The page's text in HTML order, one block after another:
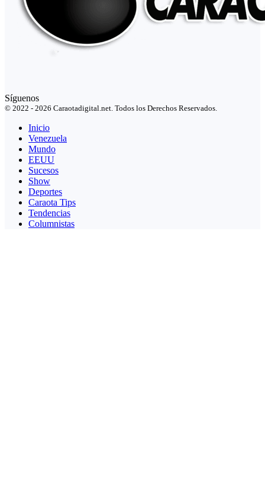
Síguenos
© 2022 - 2026 Caraotadigital.net. Todos los Derechos Reservados.
Inicio
Venezuela
Mundo
EEUU
Sucesos
Show
Deportes
Caraota Tips
Tendencias
Columnistas